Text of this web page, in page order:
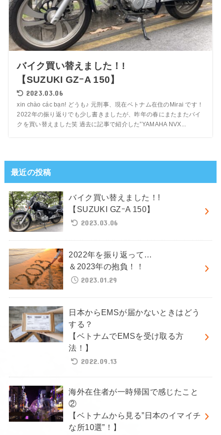
バイク買い替えました！!
【SUZUKI GZｰA 150】
2023.03.06
xin chào các bạn! どうも♪ 元刑事、現在ベトナム在住のMirai です！
2022年の振り返りでも少し書きましたが、昨年の春にまたまたバイ
クを買い替えました笑 過去に記事で紹介した”YAMAHA NVX...
最近の投稿
バイク買い替えました！!
【SUZUKI GZｰA 150】
2023.03.06
2022年を振り返って…
＆2023年の抱負！！
2023.01.29
日本からEMSが届かないときはどう
する？
【ベトナムでEMSを受け取る方
法！】
2022.09.13
海外在住者が一時帰国で感じたこと
②
【ベトナムから見る”日本のイマイチ
な所10選”！】